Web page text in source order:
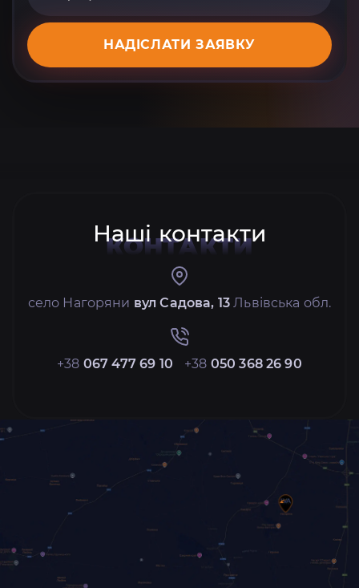
НАДІСЛАТИ ЗАЯВКУ
Наші контакти
КОНТАКТИ
село Нагоряни вул Садова, 13 Львівська обл.
+38 067 477 69 10 +38 050 368 26 90